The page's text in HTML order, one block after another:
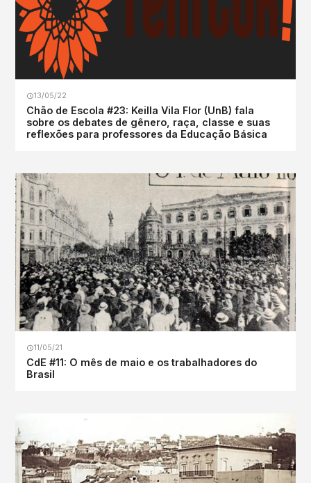
13/05/22
Chão de Escola #23: Keilla Vila Flor (UnB) fala
sobre os debates de gênero, raça, classe e suas
reflexões para professores da Educação Básica
11/05/21
CdE #11: O mês de maio e os trabalhadores do
Brasil